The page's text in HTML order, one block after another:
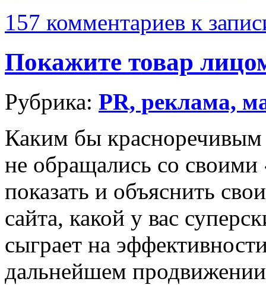
157 комментариев к
Покажите товар
Рубрика: PR, реклама,
Каким бы
не обращались со
показать и объяснить
сайта, какой у вас
сыграет на
дальнейшем продвижении